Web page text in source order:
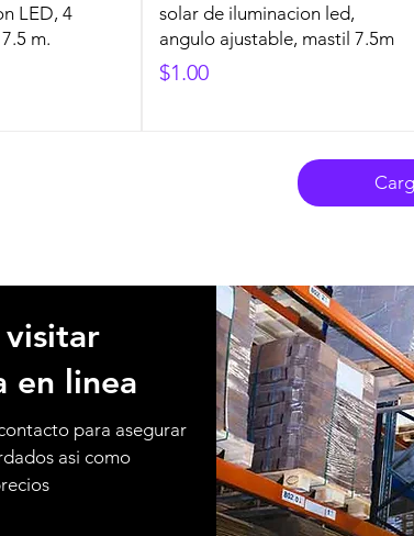
LED, 4
m.
solar de iluminacion led,
angulo ajustable, mastil 7.5m
Precio
$1.00
en linea
para asegurar
asi como